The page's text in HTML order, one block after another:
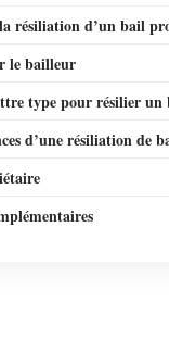
résiliation d’un bail
le bailleur
type pour résilier un
d’une résiliation de